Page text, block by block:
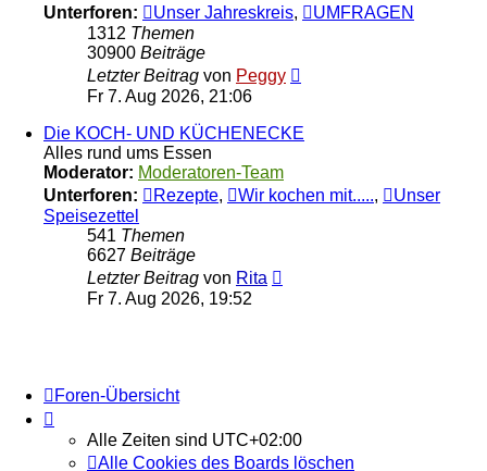
Unterforen:
Unser Jahreskreis,
UMFRAGEN
1312 Themen
30900 Beiträge
Letzter Beitrag von Peggy
Fr 7. Aug 2026, 21:06
Die KOCH- UND KÜCHENECKE
Alles rund ums Essen
Moderator: Moderatoren-Team
Unterforen:
Rezepte, Wir kochen mit.....,
Unser
Speisezettel
541 Themen
6627 Beiträge
Letzter Beitrag von Rita
Fr 7. Aug 2026, 19:52
Foren-Übersicht
Alle Zeiten sind UTC+02:00
Alle Cookies des Boards löschen